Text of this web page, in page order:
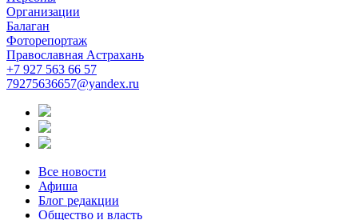
Организации
Балаган
Фоторепортаж
Православная Астрахань
+7 927 563 66 57
79275636657@yandex.ru
Все новости
Афиша
Блог редакции
Общество и власть